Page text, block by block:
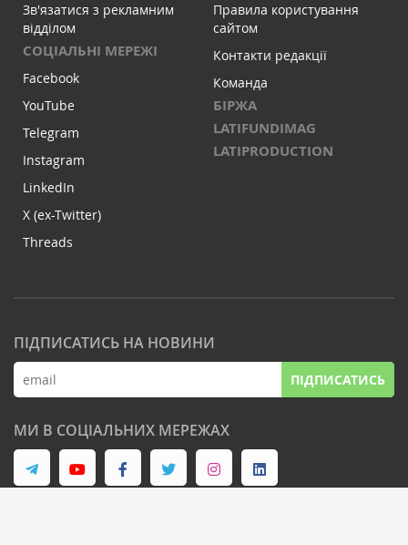
Зв'язатися з рекламним
відділом
СОЦІАЛЬНІ МЕРЕЖІ
Facebook
YouTube
Telegram
Instagram
LinkedIn
X (ex-Twitter)
Threads
Правила користування
сайтом
Контакти редакції
Команда
БІРЖА
LATIFUNDIMAG
LATIPRODUCTION
ПІДПИСАТИСЬ НА НОВИНИ
ПІДПИСАТИСЬ
МИ В СОЦІАЛЬНИХ МЕРЕЖАХ